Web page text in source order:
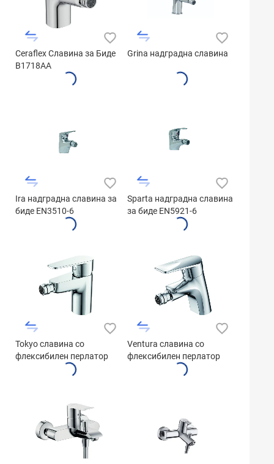
Ceraflex Славина за Биде
B1718AA
Grina надградна славина
Ira надградна славина за
биде EN3510-6
Sparta надградна славина
за биде EN5921-6
Tokyo славина со
флексибилен перлатор
Ventura славина со
флексибилен перлатор